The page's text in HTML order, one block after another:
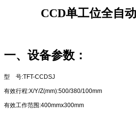
CCD单工位全自
一、设备参数：
型 号:TFT-CCDSJ
有效行程:X/Y/Z(mm):500/380/100mm
有效工作范围:400mmx300mm